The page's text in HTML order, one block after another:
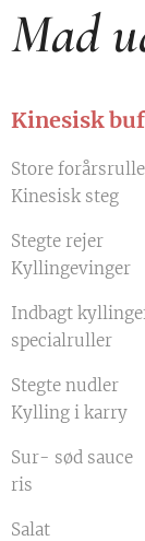
Mad
Kinesisk
Kinesisk steg
Kyllingevinger
specialruller
Kylling i karry
Sur-
ris